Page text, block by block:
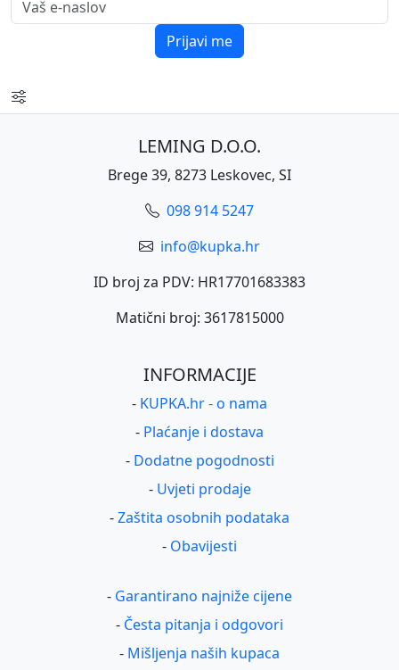
Prijavi me
LEMING D.O.O.
Brege 39, 8273 Leskovec, SI
098 914 5247
info@kupka.hr
ID broj za PDV: HR17701683383
Matični broj: 3617815000
INFORMACIJE
- KUPKA.hr - o nama
- Plaćanje i dostava
- Dodatne pogodnosti
- Uvjeti prodaje
-Zaštita osobnih podataka
- Obavijesti
- Garantirano najniže cijene
- Česta pitanja i odgovori
- Mišljenja naših kupaca